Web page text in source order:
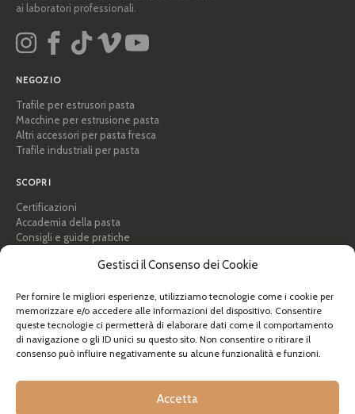
Gestisci il Consenso dei Cookie
Per fornire le migliori esperienze, utilizziamo tecnologie come i cookie per
memorizzare e/o accedere alle informazioni del dispositivo. Consentire
queste tecnologie ci permetterà di elaborare dati come il comportamento
di navigazione o gli ID unici su questo sito. Non consentire o ritirare il
consenso può influire negativamente su alcune funzionalità e funzioni.
Accetta
ai laboratori professionali.
NEGOZIO
Trafile per estrusori pasta
Macchine per estrusione pasta
Altri accessori per pasta fresca
Trafile industriali per pasta
SCOPRI
Certificazioni
Accademia della pasta
Consigli e guide pratiche
Professionisti e B2B
AIUTO
FAQ e supporto
Contattaci
Info spedizioni